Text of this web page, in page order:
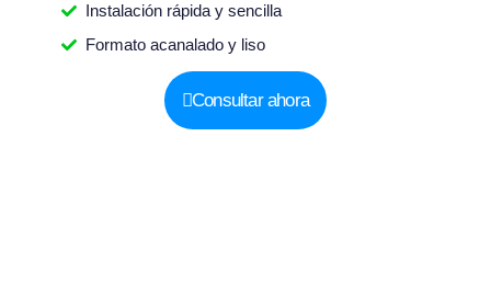
Instalación rápida y sencilla
Formato acanalado y liso
Consultar ahora